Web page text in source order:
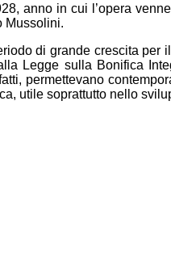
anno in cui l’opera
Mussolini.
di grande crescita per
Legge sulla Bonifica
permettevano
utile soprattutto nello